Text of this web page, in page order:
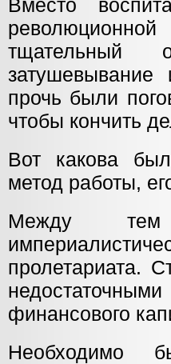
Вместо
тщательный
прочь были
чтобы кончить
Вот какова
метод работы,
Между тем
пролетариата.
финансового
Необходимо